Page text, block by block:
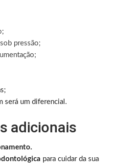
pressão;
será um diferencial.
adicionais
para cuidar da sua